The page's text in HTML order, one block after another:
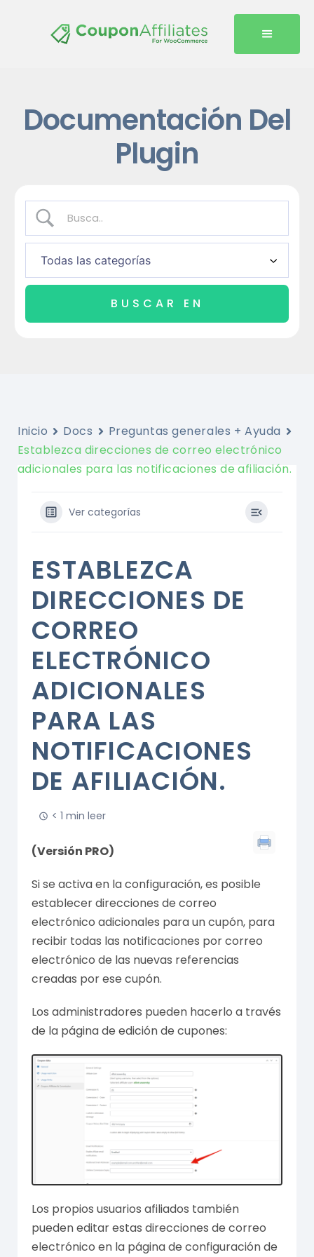
Documentación Del
Plugin
Inicio Docs
Preguntas generales + Ayuda
Establezca direcciones de correo electrónico
adicionales para las notificaciones de afiliación.
Ver categorías
ESTABLEZCA
DIRECCIONES DE
CORREO
ELECTRÓNICO
ADICIONALES
PARA LAS
NOTIFICACIONES
DE AFILIACIÓN.
< 1 min leer
(Versión PRO)
Si se activa en la configuración, es posible
establecer direcciones de correo
electrónico adicionales para un cupón, para
recibir todas las notificaciones por correo
electrónico de las nuevas referencias
creadas por ese cupón.
Los administradores pueden hacerlo a través
de la página de edición de cupones:
Los propios usuarios afiliados también
pueden editar estas direcciones de correo
electrónico en la página de configuración de